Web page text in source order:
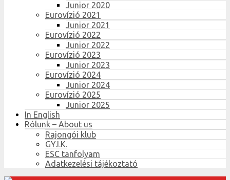
Junior 2020
Eurovízió 2021
Junior 2021
Eurovízió 2022
Junior 2022
Eurovízió 2023
Junior 2023
Eurovízió 2024
Junior 2024
Eurovízió 2025
Junior 2025
In English
Rólunk – About us
Rajongói klub
GY.I.K.
ESC tanfolyam
Adatkezelési tájékoztató